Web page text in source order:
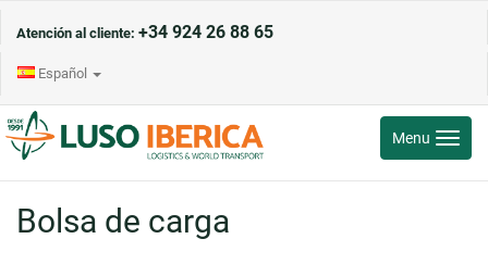
Atención al cliente: +34 924 26 88 65
Español
Toggle
Menu
Bolsa de carga